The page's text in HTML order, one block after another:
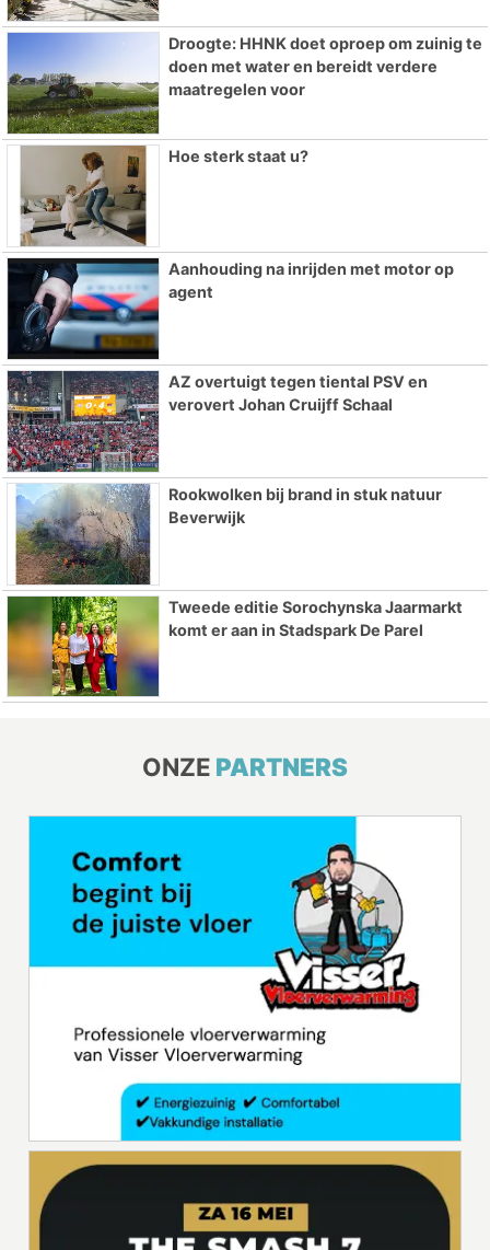
Droogte: HHNK doet oproep om zuinig te
doen met water en bereidt verdere
maatregelen voor
Hoe sterk staat u?
Aanhouding na inrijden met motor op
agent
AZ overtuigt tegen tiental PSV en
verovert Johan Cruijff Schaal
Rookwolken bij brand in stuk natuur
Beverwijk
Tweede editie Sorochynska Jaarmarkt
komt er aan in Stadspark De Parel
ONZE PARTNERS